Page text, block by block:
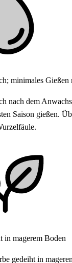
minimales Gießen
nach dem
Saison gießen.
in magerem Boden
gedeiht in